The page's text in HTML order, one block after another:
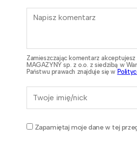
Zamieszczając komentarz akceptujesz
MAGAZYNY sp. z o.o. z siedzibą w
Państwu prawach znajduje się w
Zapamiętaj moje dane w tej